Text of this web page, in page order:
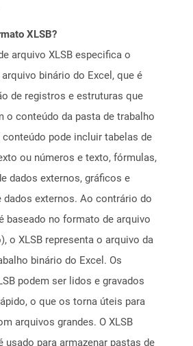
XLSB?
arquivo XLSB especifica o
binário do Excel, que é
de registros e estruturas que
o conteúdo da pasta de trabalho
conteúdo pode incluir tabelas de
ou números e texto, fórmulas,
dados externos, gráficos e
dados externos. Ao contrário do
baseado no formato de arquivo
o XLSB representa o arquivo da
binário do Excel. Os
podem ser lidos e gravados
o que os torna úteis para
arquivos grandes. O XLSB
usado para armazenar pastas de